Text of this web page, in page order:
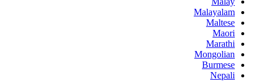
Malayalam
Maltese
Maori
Marathi
Mongolian
Burmese
Nepali